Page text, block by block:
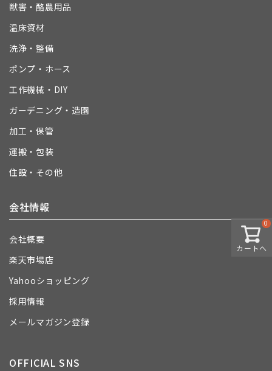
カートへ
0
獣害・酪農用品
温床資材
洗浄・整備
ポンプ・ホース
工作機械・DIY
ガーデニング・造園
加工・保管
運搬・包装
住設・その他
会社情報
会社概要
楽天市場店
Yahooショッピング
採用情報
メールマガジン登録
OFFICIAL SNS